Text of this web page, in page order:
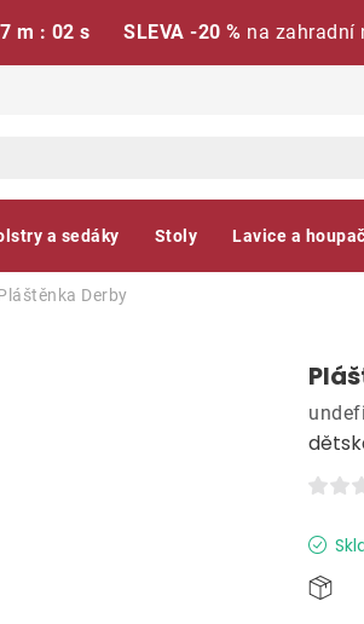
m : 01 s SLEVA -20 % na zahradní
a sedáky Stoly Lavice a
Derby